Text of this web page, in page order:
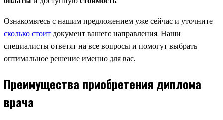
Ознакомьтесь с нашим предложением уже сейчас и уточните
сколько стоитдокумент вашего направления. Наши
специалисты ответят на все вопросы и помогут выбрать
оптимальное решение именно для вас.
Преимущества приобретения диплома
врача